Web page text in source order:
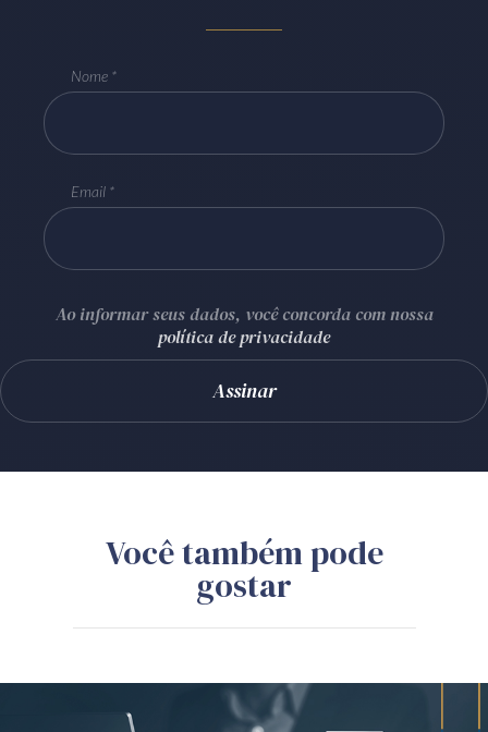
Nome
Email
Ao informar seus dados, você concorda com nossa
política de privacidade
Você também pode
gostar